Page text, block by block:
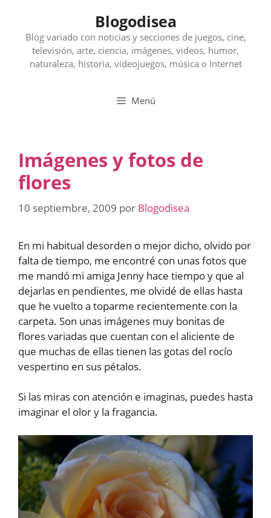
contenido
Blogodisea
Blog variado con noticias y secciones de juegos, cine,
televisión, arte, ciencia, imágenes, videos, humor,
naturaleza, historia, videojuegos, música o Internet
Menú
Imágenes y fotos de
flores
10 septiembre, 2009 por Blogodisea
En mi habitual desorden o mejor dicho, olvido por
falta de tiempo, me encontré con unas fotos que
me mandó mi amiga Jenny hace tiempo y que al
dejarlas en pendientes, me olvidé de ellas hasta
que he vuelto a toparme recientemente con la
carpeta. Son unas imágenes muy bonitas de
flores variadas que cuentan con el aliciente de
que muchas de ellas tienen las gotas del rocío
vespertino en sus pétalos.
Si las miras con atención e imaginas, puedes hasta
imaginar el olor y la fragancia.